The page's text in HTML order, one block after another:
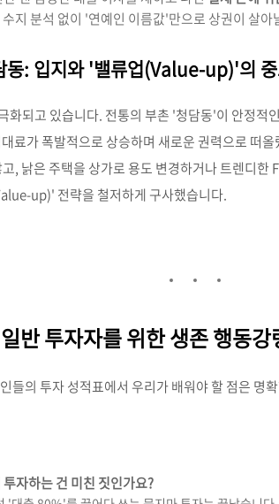
지 분석 없이 '연예인 이름값'만으로 상권이 살
동: 입지와 '밸류업(Value-up)'의
화되고 있습니다. 전통의 부촌 '청담동'이 안정적
료가 폭발적으로 상승하며 새로운 권력으로 떠
, 낡은 주택을 상가로 용도 변경하거나 트렌디한
up)' 전략을 철저하게 구사했습니다.
반 투자자를 위한 생존 행동강
들의 투자 성적표에서 우리가 배워야 할 점은 명
자하는 건 미친 짓인가요?